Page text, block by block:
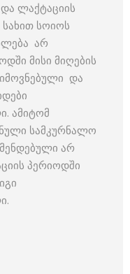
ლაქტაციის
სოიოს
არ
მისი მიღების
და
ამიტომ
სამკურნალო
არ
პერიოდში